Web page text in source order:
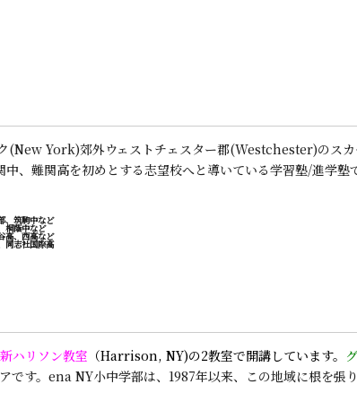
(New York)郊外ウェストチェスター郡(Westchester)のス
、難関高を初めとする志望校へと導いている学習塾/進学塾
、筑駒中など
桐蔭中など
高、西高など
同志社国際高
新ハリソン教室 （Harrison, NY)の2教室で開講しています。
す。ena NY小中学部は、1987年以来、この地域に根を張